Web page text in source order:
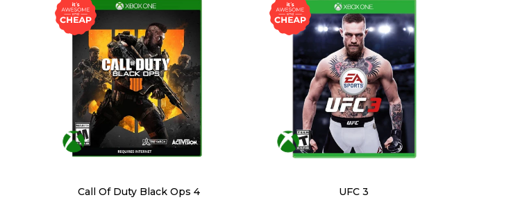
Call Of Duty Black Ops 4 UFC 3